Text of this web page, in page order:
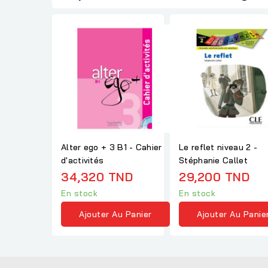
Alter ego + 3 B1 - Cahier
d'activités
34,320 TND
En stock
Ajouter Au Panier
Le reflet niveau 2 -
Stéphanie Callet
29,200 TND
En stock
Ajouter Au